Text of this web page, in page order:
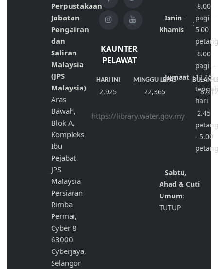
Perpustakaan
Jabatan
Pengairan
dan
Saliran
Malaysia
(JPS
Malaysia)
Aras
Bawah,
Blok A,
Kompleks
Ibu
Pejabat
JPS
Malaysia
Persiaran
Rimba
Permai,
Cyber 8
63000
Cyberjaya,
Selangor
KAUNTER
PELAWAT
HARI INI MINGGU LEPAS BULAN
2,925 22,365
https://library.water.gov.my
Isnin-
Khamis
:
8.00
pagi –
5.00
Jumaat :
8.00
pagi –
12.15
hari
2.45
- 5.00
Sabtu,
Ahad & Cuti
Umum:
TUTUP